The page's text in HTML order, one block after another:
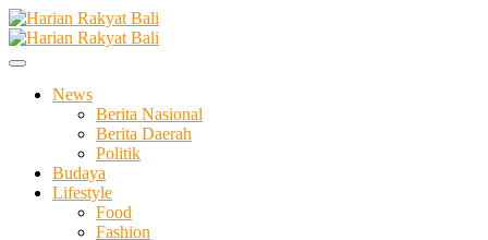
Skip
to
content
Harian Rakyat Bali
Membangun Semangat Kehidupan dan Berbangsa
News
Berita Nasional
Berita Daerah
Politik
Budaya
Lifestyle
Food
Fashion